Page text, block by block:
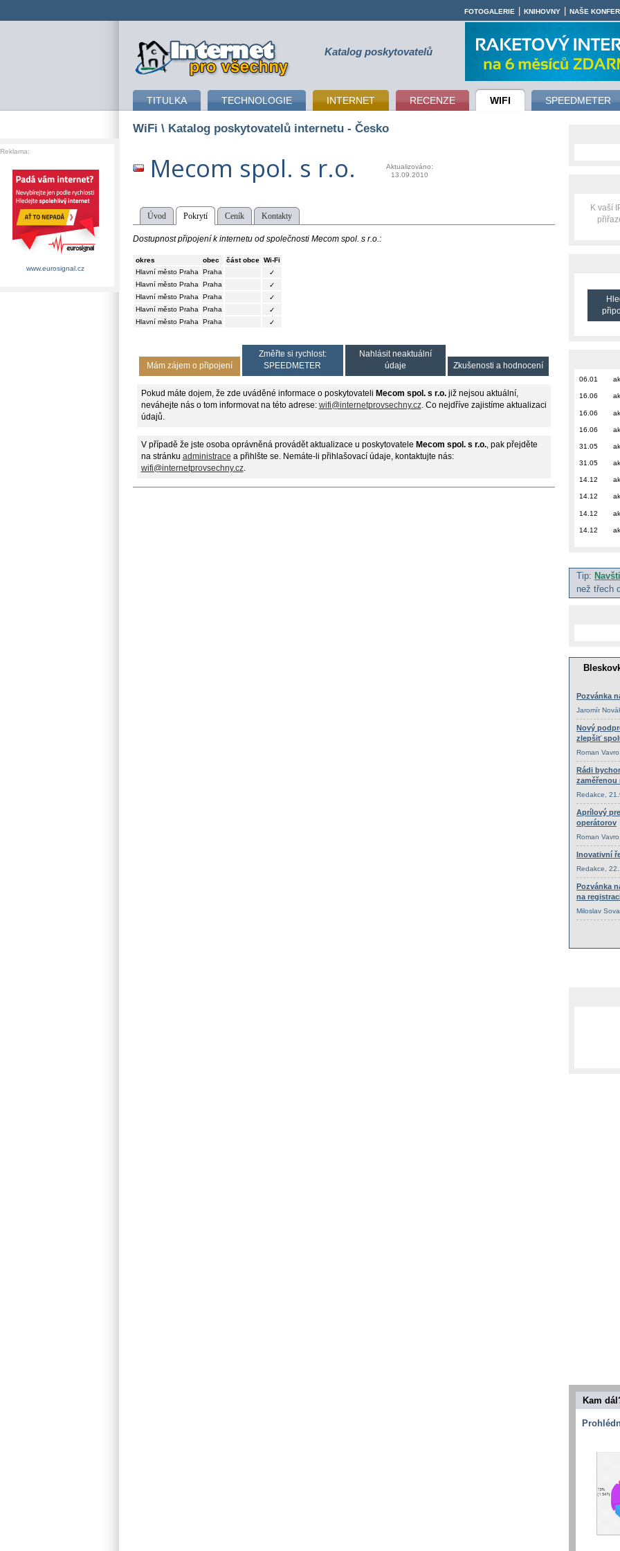
připojení k internetu Katalog poskytovatelů
TITULKA TECHNOLOGIE INTERNET RECENZE WIFI SPEEDMETER
FOTOGALERIE KNIHOVNY NAŠE
WiFi \ Katalog poskytovatelů internetu - Česko
Mecom spol. s r.o.
Aktualizováno:
13.09.2010
Úvod Pokrytí Ceník Kontakty
Dostupnost připojení k internetu od společnosti Mecom spol. s r.o.:
okres obec část obce Wi-Fi
Hlavní město Praha
Praha
✓
Hlavní město Praha
Praha
✓
Hlavní město Praha
Praha
✓
Hlavní město Praha
Praha
✓
Hlavní město Praha
Praha ✓
Mám zájem o připojení
Změřte si rychlost:
SPEEDMETER
Nahlásit neaktuální
údaje
Zkušenosti a hodnocení
Pokud máte dojem, že zde uváděné informace o poskytovateli Mecom spol. s r.o.již nejsou aktuální,
neváhejte nás o tom informovat na této adrese: wifi@internetprovsechny.cz. Co nejdříve zajistíme aktualizaci
údajů.
V případě že jste osoba oprávněná provádět aktualizace u poskytovatele Mecom spol. s r.o., pak přejděte
na stránku administrace a přihlšte se. Nemáte-li přihlašovací údaje, kontaktujte nás:
wifi@internetprovsechny.cz.
K vaší
06.01
16.06
16.06
16.06
31.05
31.05
14.12
14.12
14.12
14.12
Tip:
než třech
Kam
Reklama:
www.eurosignal.cz